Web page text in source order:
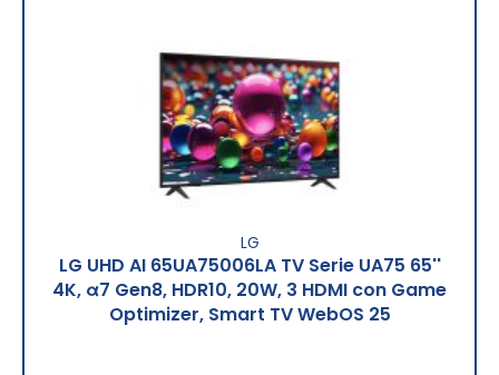
LG
LG UHD AI 65UA75006LA TV Serie UA75 65''
4K, α7 Gen8, HDR10, 20W, 3 HDMI con Game
Optimizer, Smart TV WebOS 25